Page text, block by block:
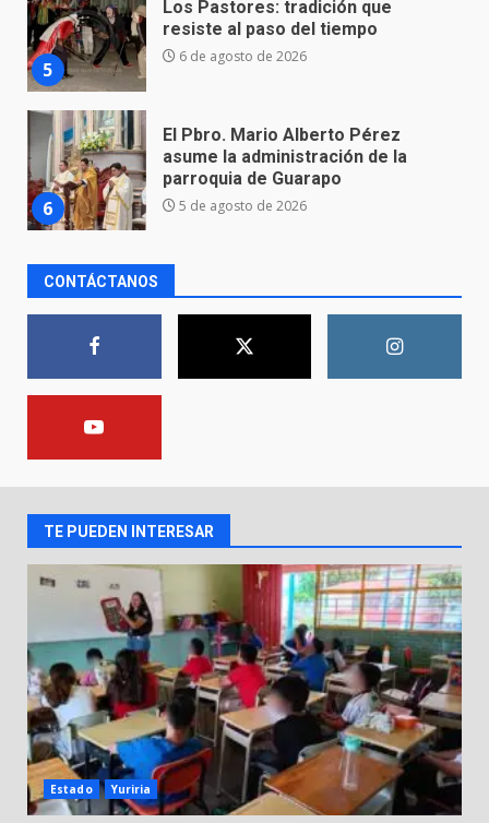
6
El Pbro. Mario Alberto Pérez
asume la administración de la
parroquia de Guarapo
7
FISCALÍA GENERAL DEL ESTADO
FORTALECE LA SEGURIDAD Y LA
LEGALIDAD CON LA
TRANSFERENCIA DE ARMAS DE
Aprender jugando también salva
8 de agosto de 2026
7 de agosto de 2026
3
Inauguran la Galería Historia y
Arte en Cartonería
7 de agosto de 2026
4
Valle de Santiago refuerza
seguridad con nuevas unidades
7 de agosto de 2026
CONTÁCTANOS
TE PUEDEN INTERESAR
Estado Yuriria